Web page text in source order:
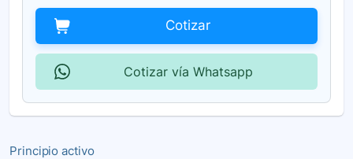
Principio activo
Cotizar
Cotizar vía Whatsapp